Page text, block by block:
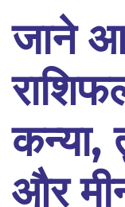
जाने
और